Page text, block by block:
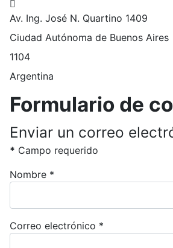
Av. Ing. José N. Quartino 1409
Ciudad Autónoma de Buenos Aires
1104
Argentina
Formulario de
Enviar un correo
* Campo requerido
Nombre *
Correo electrónico *